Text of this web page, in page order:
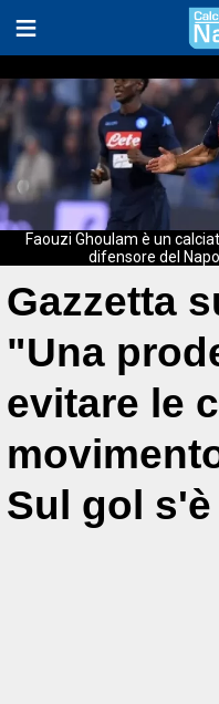
Faouzi Ghoulam è un
difensore del
Gazzetta
"Una
evitare le
Sul gol